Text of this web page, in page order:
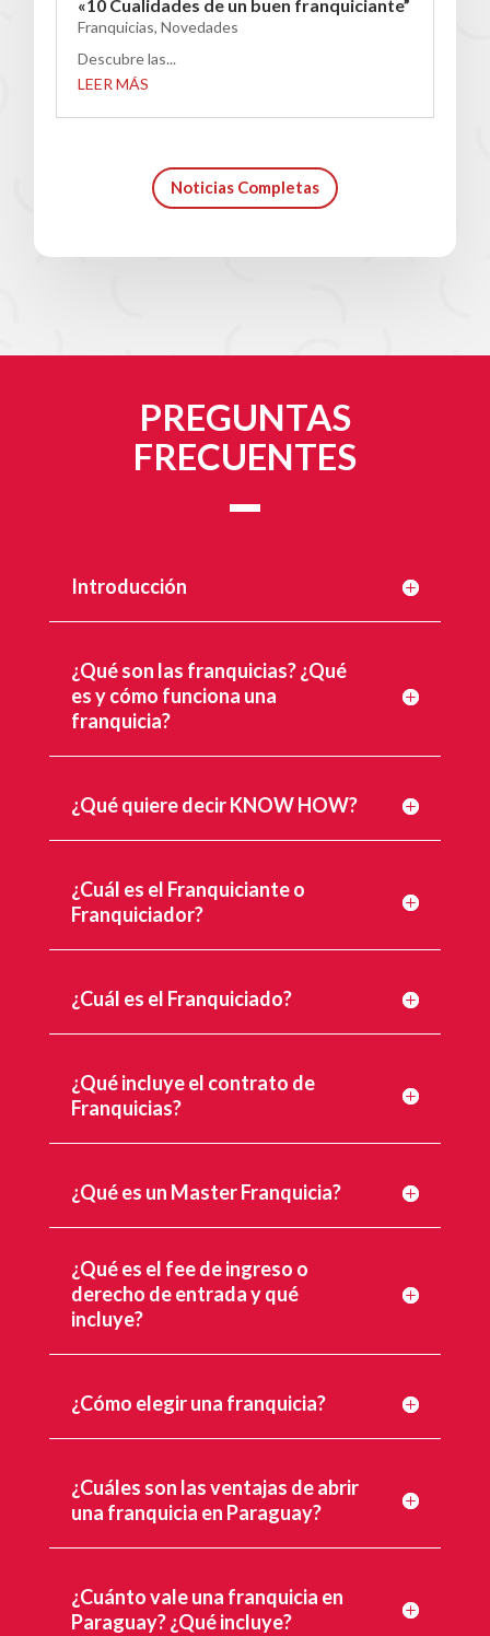
«10 Cualidades de un buen franquiciante”
Franquicias,Novedades
Descubre las...
LEER MÁS
Noticias Completas
PREGUNTAS
FRECUENTES
Introducción
¿Qué son las franquicias? ¿Qué
es y cómo funciona una
franquicia?
¿Qué quiere decir KNOW HOW?
¿Cuál es el Franquiciante o
Franquiciador?
¿Cuál es el Franquiciado?
¿Qué incluye el contrato de
Franquicias?
¿Qué es un Master Franquicia?
¿Qué es el fee de ingreso o
derecho de entrada y qué
incluye?
¿Cómo elegir una franquicia?
¿Cuáles son las ventajas de abrir
una franquicia en Paraguay?
¿Cuánto vale una franquicia en
Paraguay? ¿Qué incluye?